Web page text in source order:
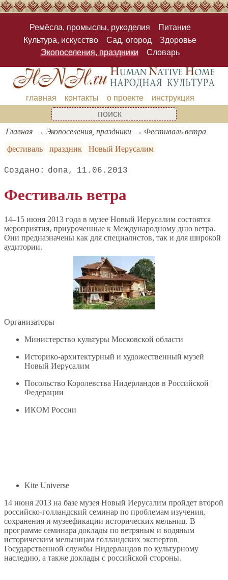
Ремёсла, промыслы, рукоделия
Питание
Культура, искусство
Сад, огород
Здоровье
Экопоселения, праздники
Словарь
главная контакты о проекте инструкция
Главная Экопоселения, праздники
Фестиваль ветра
фестиваль
праздник Новый Иерусалим
dona 11.06.2013
Фестиваль ветра
14–15 июня 2013 года в музее Новый Иерусалим состоятся
мероприятия, приуроченные к Международному дню ветра.
Они предназначены как для специалистов, так и для широкой
аудитории.
Организаторы
Министерство культуры Московской области
Историко-архитектурный и художественный музей
Новый Иерусалим
Посольство Королевства Нидерландов в Российской
Федерации
ИКОМ России
Kite Universe
14 июня 2013 на базе музея Новый Иерусалим пройдет второй
российско-голландский семинар по проблемам изучения,
сохранения и музеефикации исторических мельниц. В
программе семинара доклады по ветряным и водяным
историческим мельницам голландских экспертов
Государственной службы Нидерландов по культурному
наследию, а также доклады с российской стороны.